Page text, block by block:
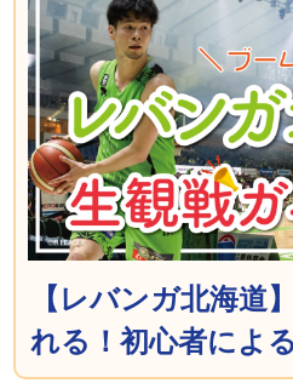
【レバンガ北海道
れる！初心者によ